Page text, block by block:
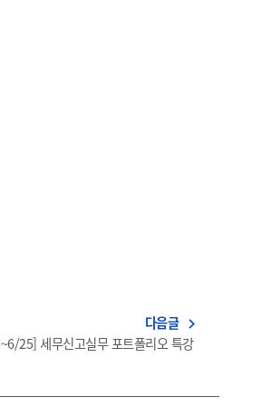
다음글 navigate_next
25] 세무신고실무 포트폴리오 특강